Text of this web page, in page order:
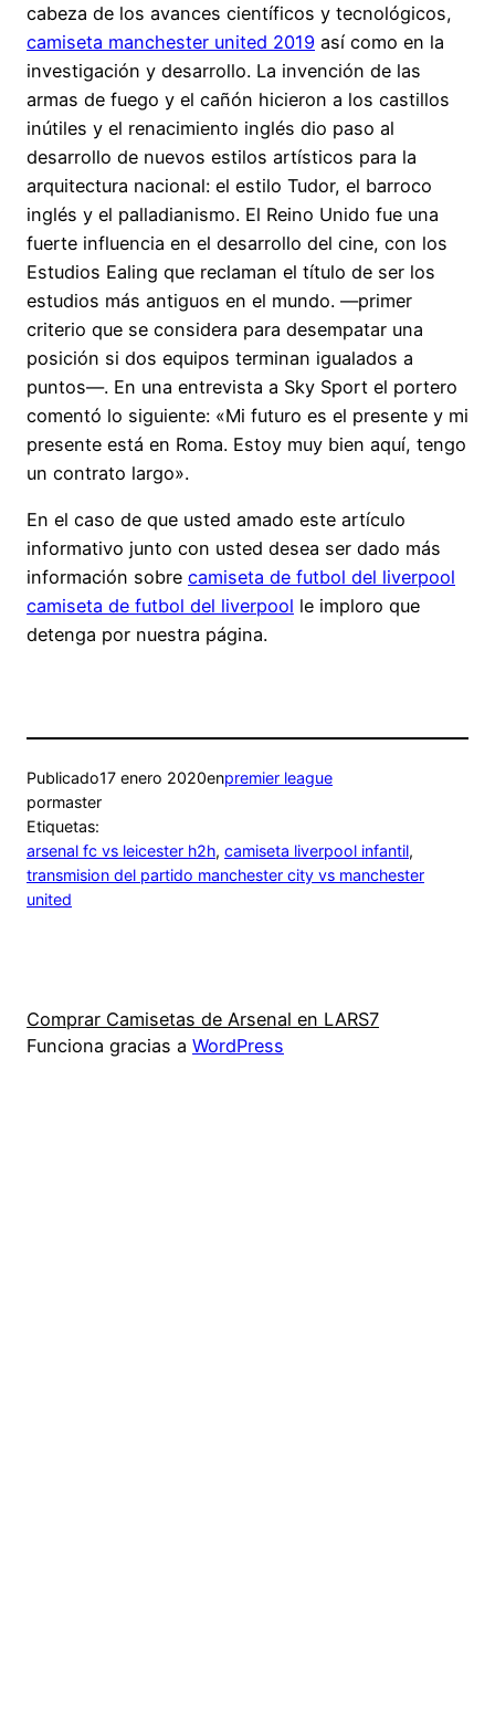
cabeza de los avances científicos y tecnológicos,
camiseta manchester united 2019 así como en la
investigación y desarrollo. La invención de las
armas de fuego y el cañón hicieron a los castillos
inútiles y el renacimiento inglés dio paso al
desarrollo de nuevos estilos artísticos para la
arquitectura nacional: el estilo Tudor, el barroco
inglés y el palladianismo. El Reino Unido fue una
fuerte influencia en el desarrollo del cine, con los
Estudios Ealing que reclaman el título de ser los
estudios más antiguos en el mundo. —primer
criterio que se considera para desempatar una
posición si dos equipos terminan igualados a
puntos—. En una entrevista a Sky Sport el portero
comentó lo siguiente: «Mi futuro es el presente y mi
presente está en Roma. Estoy muy bien aquí, tengo
un contrato largo».
En el caso de que usted amado este artículo
informativo junto con usted desea ser dado más
información sobre camiseta de futbol del liverpool
camiseta de futbol del liverpool le imploro que
detenga por nuestra página.
Publicado17 enero 2020enpremier league
pormaster
Etiquetas:
arsenal fc vs leicester h2h, camiseta liverpool infantil
transmision del partido manchester city vs manchester
united
Comprar Camisetas de Arsenal en LARS7
Funciona gracias a WordPress